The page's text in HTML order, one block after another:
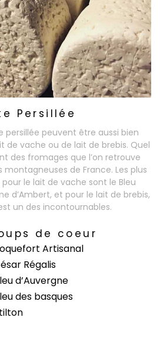
Persillée
persillée peuvent être aussi bien
de vache ou de lait de brebis. Quel
des fromages que l’on retrouve
de France. Les plus
le lait de vache sont le Bleu
d’Ambert, et pour le lait de brebis,
un des incontournables.
de coeur
Artisanal
Régalis
d’Auvergne
des basques